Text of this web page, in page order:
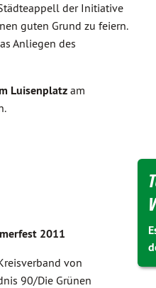
der Initiative
guten Grund zu feiern.
Anliegen des
Luisenplatz am
2011
von
90/Die Grünen